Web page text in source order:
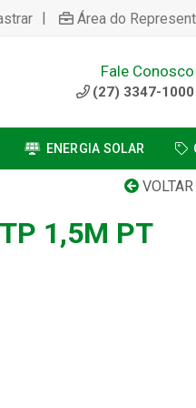
| Área do
Fale Conosco
(27) 3347-1000
ENERGIA SOLAR
VOLTAR
1,5M PT